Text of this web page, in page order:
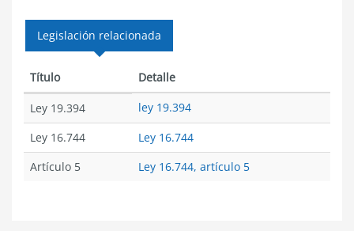
Legislación relacionada
Título Detalle
Ley 19.394
ley 19.394
Ley 16.744
Ley 16.744
Artículo 5
Ley 16.744, artículo 5